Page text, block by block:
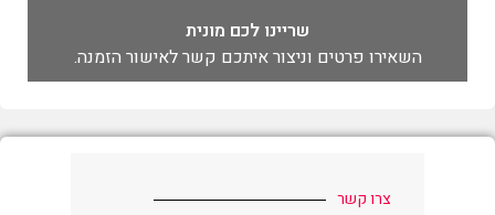
שריינו לכם מונית
השאירו פרטים וניצור איתכם קשר לאישור הזמנה.
צרו קשר